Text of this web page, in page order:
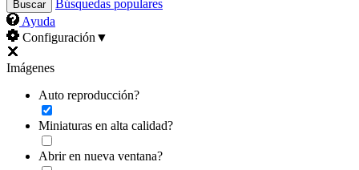
Búsquedas populares
Ayuda
Configuración ▼
Imágenes
Auto reproducción?
Miniaturas en alta calidad?
Abrir en nueva ventana?